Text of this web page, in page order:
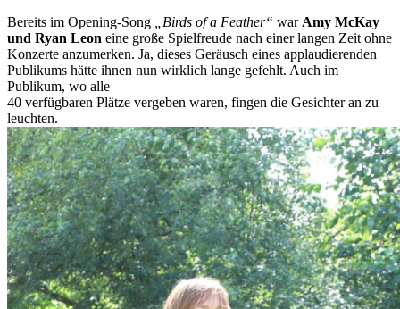
Bereits im Opening-Song
„Birds of a Feather“ war Amy McKay
und Ryan Leon eine große Spielfreude nach einer langen Zeit ohne
Konzerte anzumerken. Ja, dieses Geräusch eines applaudierenden
Publikums hätte ihnen nun wirklich lange gefehlt. Auch im
Publikum, wo alle
40 verfügbaren Plätze vergeben waren, fingen die Gesichter an zu
leuchten.